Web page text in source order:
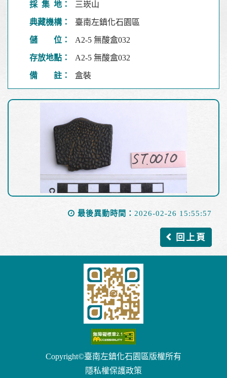
採 集 地： 三崁山
典藏機構： 臺南左鎮化石園區
儲 位： A2-5 無酸盒032
存放地點： A2-5 無酸盒032
備 註： 盒裝
最後異動時間： 2026-02-26 15:55:57
回上頁
Copyright©臺南左鎮化石園區版權所有
隱私權保護政策